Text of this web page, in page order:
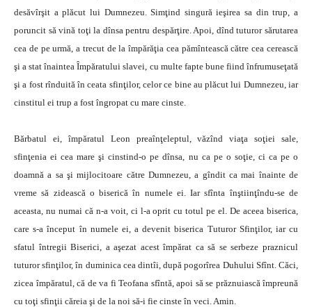
desăvîrşit a plăcut lui Dumnezeu. Simţind singură ieşirea sa din trup, a
poruncit să vină toţi la dînsa pentru despărţire. Apoi, dînd tuturor sărutarea
cea de pe urmă, a trecut de la împărăţia cea pămîntească către cea cerească
şi a stat înaintea Împăratului slavei, cu multe fapte bune fiind înfrumuseţată
şi a fost rînduită în ceata sfinţilor, celor ce bine au plăcut lui Dumnezeu, iar
cinstitul ei trup a fost îngropat cu mare cinste.
Bărbatul ei, împăratul Leon preaînţeleptul, văzînd viaţa soţiei sale,
sfinţenia ei cea mare şi cinstind-o pe dînsa, nu ca pe o soţie, ci ca pe o
doamnă a sa şi mijlocitoare către Dumnezeu, a gîndit ca mai înainte de
vreme să zidească o biserică în numele ei. Iar sfînta înştiinţîndu-se de
aceasta, nu numai că n-a voit, ci l-a oprit cu totul pe el. De aceea biserica,
care s-a început în numele ei, a devenit biserica Tuturor Sfinţilor, iar cu
sfatul întregii Biserici, a aşezat acest împărat ca să se serbeze praznicul
tuturor sfinţilor, în duminica cea dintîi, după pogorîrea Duhului Sfînt. Căci,
zicea împăratul, că de va fi Teofana sfîntă, apoi să se prăznuiască împreună
cu toţi sfinţii căreia şi de la noi să-i fie cinste în veci. Amin.